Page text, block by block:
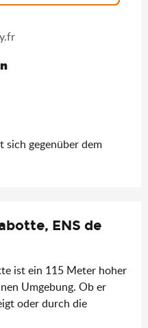
sich gegenüber dem
ENS de
ist ein 115 Meter hoher
Umgebung. Ob er
oder durch die